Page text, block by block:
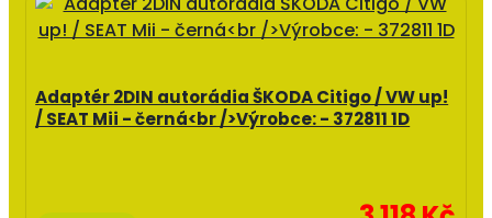
Adaptér 2DIN autorádia ŠKODA Citigo / VW up!
/ SEAT Mii - černá<br />Výrobce: - 372811 1D